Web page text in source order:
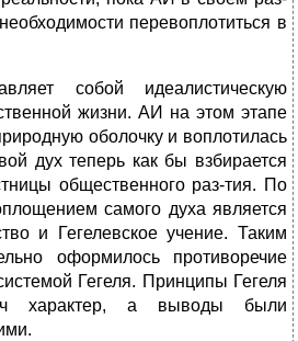
перевоплотиться в
собой идеалистическую
жизни. АИ на этом этапе
оболочку и воплотилась
дух теперь как бы взбирается
общественного раз-тия. По
самого духа является
и Гегелевское учение. Таким
оформилось противоречие
Гегеля. Принципы Гегеля
характер, а выводы были